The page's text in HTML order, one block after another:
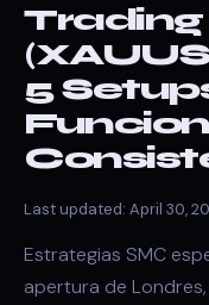
Trading
5
Last updated: April 30,
Estrategias SMC
apertura de